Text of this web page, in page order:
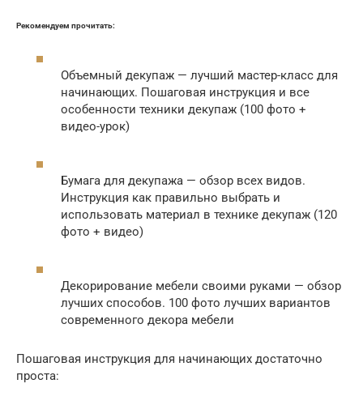
Рекомендуем прочитать:
Объемный декупаж — лучший мастер-класс для
начинающих. Пошаговая инструкция и все
особенности техники декупаж (100 фото +
видео-урок)
Бумага для декупажа — обзор всех видов.
Инструкция как правильно выбрать и
использовать материал в технике декупаж (120
фото + видео)
Декорирование мебели своими руками — обзор
лучших способов. 100 фото лучших вариантов
современного декора мебели
Пошаговая инструкция для начинающих достаточно
проста: